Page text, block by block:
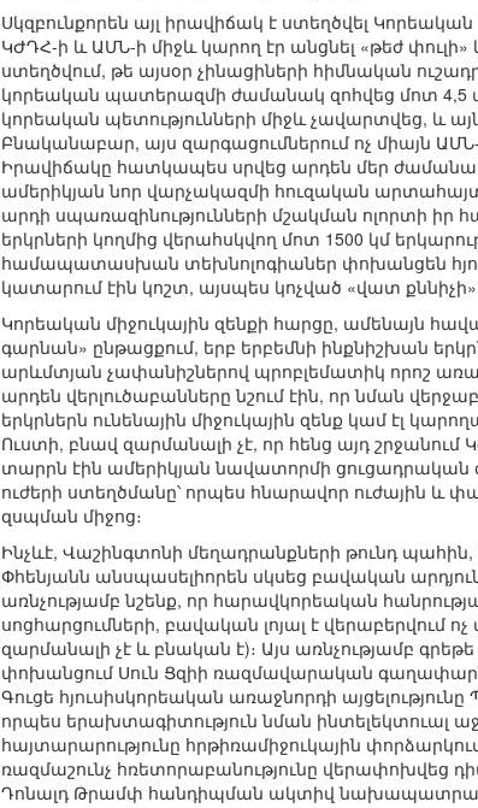
Սկզբունքորեն այլ իրավիճակ է ստեղծվել
ԿԺԴՀ-ի և ԱՄՆ-ի միջև կարող էր անցնել «թեժ
ստեղծվում, թե այսօր չինացիների հիմնական
կորեական պատերազմի ժամանակ զոհվեց մոտ 4,5
կորեական պետությունների միջև չավարտվեց, և
Բնականաբար, այս զարգացումներում ոչ միայն
Իրավիճակը հատկապես սրվեց արդեն մեր
ամերիկյան նոր վարչակազմի հուզական
արդի սպառազինությունների մշակման ոլորտի իր
երկրների կողմից վերահսկվող մոտ 1500 կմ
համապատասխան տեխնոլոգիաներ փոխանցեն
կատարում էին կոշտ, այսպես կոչված «վատ քննիչի»
Կորեական միջուկային զենքի հարցը, ամենայն
գարնան» ընթացքում, երբ երբեմնի ինքնիշխան
արևմտյան չափանիշներով պրոբլեմատիկ որոշ
արդեն վերլուծաբանները նշում էին, որ նման
երկրներն ունենային միջուկային զենք կամ էլ
Ուստի, բնավ զարմանալի չէ, որ հենց այդ
տարրն էին ամերիկյան նավատորմի ցուցադրական
ուժերի ստեղծմանը՝ որպես հնարավոր ուժային և
զսպման միջոց։
Ինչևէ, Վաշինգտոնի մեղադրանքների թունդ
Փհենյանն անսպասելիորեն սկսեց բավական
առնչությամբ նշենք, որ հարավկորեական
սոցհարցումների, բավական լոյալ է վերաբերվում
զարմանալի չէ և բնական է)։ Այս առնչությամբ
փոխանցում Սուն Ցզիի ռազմավարական
Գուցե հյուսիսկորեական առաջնորդի
որպես երախտագիտություն նման ինտելեկտուալ
հայտարարությունը հրթիռամիջուկային
ռազմաշունչ հռետորաբանությունը վերափոխվեց
Դոնալդ Թրամփ հանդիպման ակտիվ